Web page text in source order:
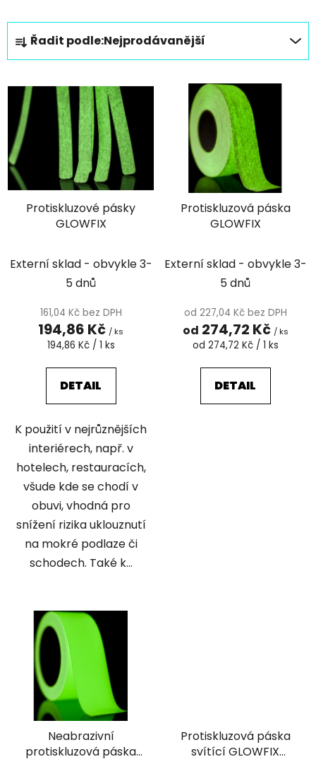
Ř
a
z
e
p
r
o
d
ů
Řadit podle:Nejprodávanější
V
s
p
r
k
Protiskluzové pásky
GLOWFIX
Externí sklad - obvykle 3-
5 dnů
161,04 Kč bez DPH
194,86 Kč / ks
Měrná
194,86 Kč / 1 ks
DETAIL
K použití v nejrůznějších
interiérech, např. v
hotelech, restauracích,
všude kde se chodí v
obuvi, vhodná pro
snížení rizika uklouznutí
na mokré podlaze či
schodech. Také k...
Protiskluzová páska
GLOWFIX
Externí sklad - obvykle 3-
5 dnů
od 227,04 Kč bez DPH
od 274,72 Kč / ks
Měrná
od 274,72 Kč / 1 ks
DETAIL
Neabrazivní
protiskluzová páska
Protiskluzová páska
svítící GLOWFIX